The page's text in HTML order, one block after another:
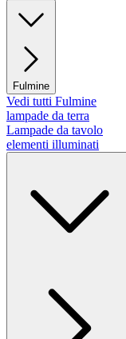
Fulmine
Vedi tutti Fulmine
lampade da terra
Lampade da tavolo
elementi illuminati